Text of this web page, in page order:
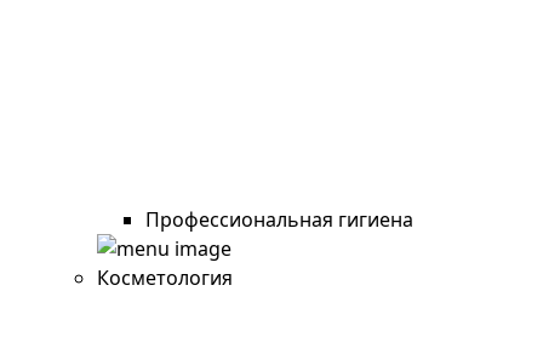
Профессиональная гигиена
Косметология